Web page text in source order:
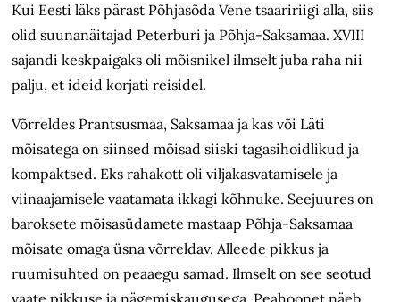
Kui Eesti läks pärast Põhjasõda Vene tsaaririigi alla, siis
olid suunanäitajad Peterburi ja Põhja-Saksamaa. XVIII
sajandi keskpaigaks oli mõisnikel ilmselt juba raha nii
palju, et ideid korjati reisidel.
Võrreldes Prantsusmaa, Saksamaa ja kas või Läti
mõisatega on siinsed mõisad siiski tagasihoidlikud ja
kompaktsed. Eks rahakott oli viljakasvatamisele ja
viinaajamisele vaatamata ikkagi kõhnuke. Seejuures on
baroksete mõisasüdamete mastaap Põhja-Saksamaa
mõisate omaga üsna võrreldav. Alleede pikkus ja
ruumisuhted on peaaegu samad. Ilmselt on see seotud